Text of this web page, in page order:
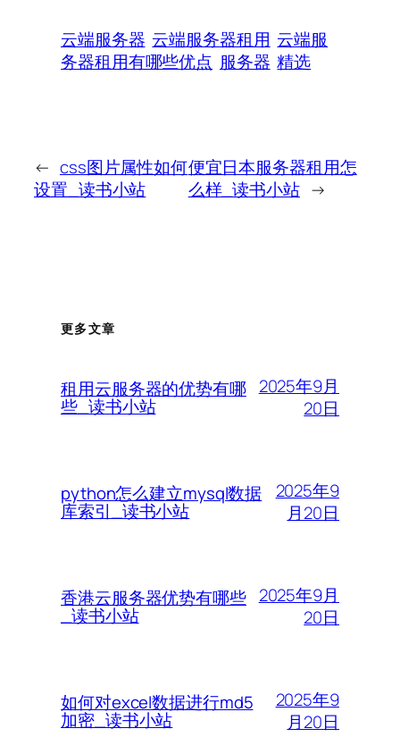
云端服务器 云端服务器租用 云端服
务器租用有哪些优点 服务器 精选
← css图片属性如何
设置_读书小站
便宜日本服务器租用怎
么样_读书小站 →
更多文章
租用云服务器的优势有哪
些_读书小站
2025年9月
20日
python怎么建立mysql数据
库索引_读书小站
2025年9
月20日
香港云服务器优势有哪些
_读书小站
2025年9月
20日
如何对excel数据进行md5
加密_读书小站
2025年9
月20日